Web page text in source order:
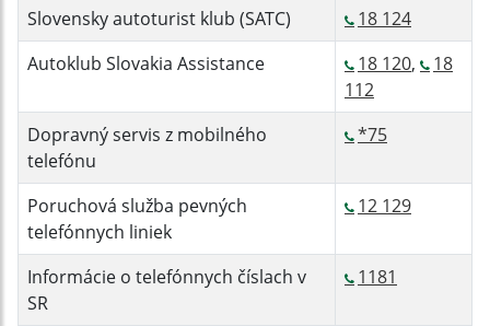
Slovensky autoturist klub (SATC)
18 124
Autoklub Slovakia Assistance
18 120,
18
112
Dopravný servis z mobilného
telefónu
*75
Poruchová služba pevných
telefónnych liniek
12 129
Informácie o telefónnych číslach v
SR
1181